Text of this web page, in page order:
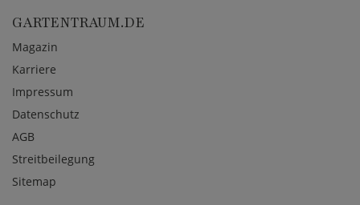
GARTENTRAUM.DE
Magazin
Karriere
Impressum
Datenschutz
AGB
Streitbeilegung
Sitemap